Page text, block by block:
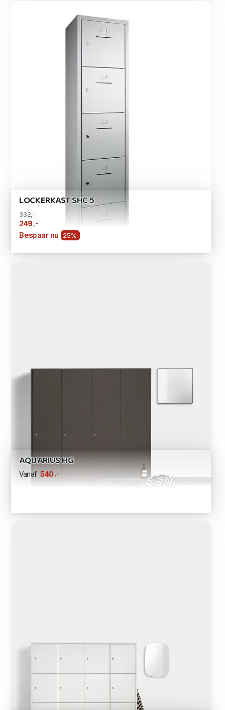
LOCKERKAST SHC 5
332,-
249 ,-
Bespaar nu 25%
AQUARIUS HG
Vanaf 540 ,-